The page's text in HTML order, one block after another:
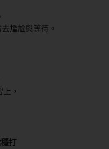
尷尬與等待。
，
打